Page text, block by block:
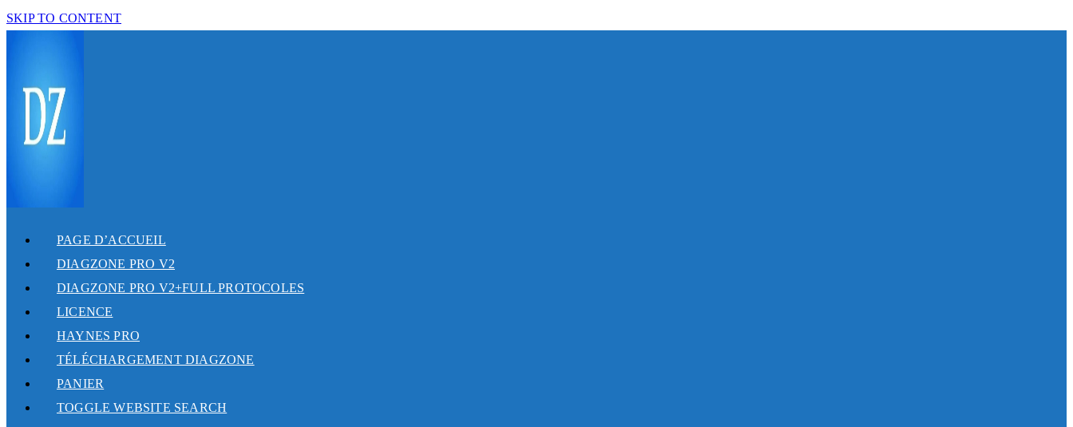
SKIP TO CONTENT
PAGE D’ACCUEIL
DIAGZONE PRO V2
DIAGZONE PRO V2+FULL PROTOCOLES
LICENCE
HAYNES PRO
TÉLÉCHARGEMENT DIAGZONE
PANIER
TOGGLE WEBSITE SEARCH